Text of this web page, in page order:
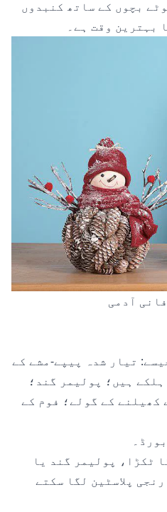
بچوں کے ساتھ کنبدوں
بہترین وقت ہے۔
آدمی
تیار شدہ پیپے-مشے کے
ہیں؛ پولیمر گند؛
کھیلنے کے گولے؛ فوم کے
ٹکڑا، پولیمر گند یا
پلاسٹین لگا سکتے